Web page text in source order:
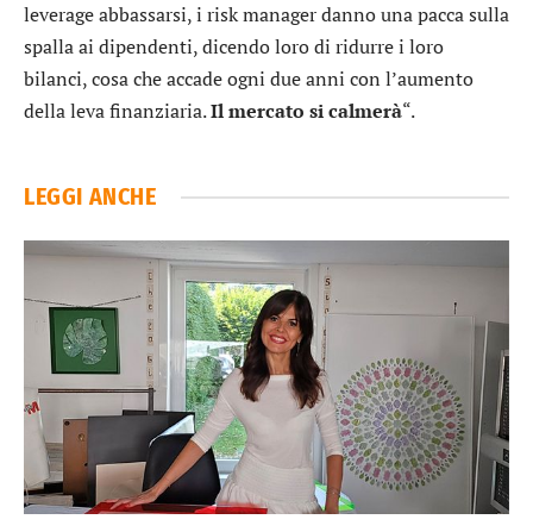
leverage abbassarsi, i risk manager danno una pacca sulla
spalla ai dipendenti, dicendo loro di ridurre i loro
bilanci, cosa che accade ogni due anni con l’aumento
della leva finanziaria.Il mercato si calmerà“.
LEGGI ANCHE